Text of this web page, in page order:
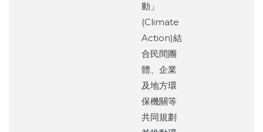
動」
(Climate
Action)結
合民間團
體、企業
及地方環
保機關等
共同規劃